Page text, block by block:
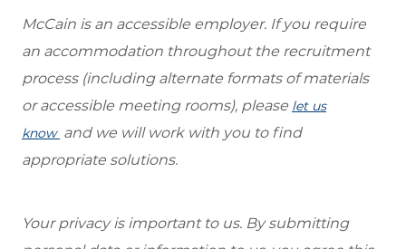
McCain is an accessible employer. If you require
an accommodation throughout the recruitment
process (including alternate formats of materials
or accessible meeting rooms), please let us
know and we will work with you to find
appropriate solutions.
Your privacy is important to us. By submitting